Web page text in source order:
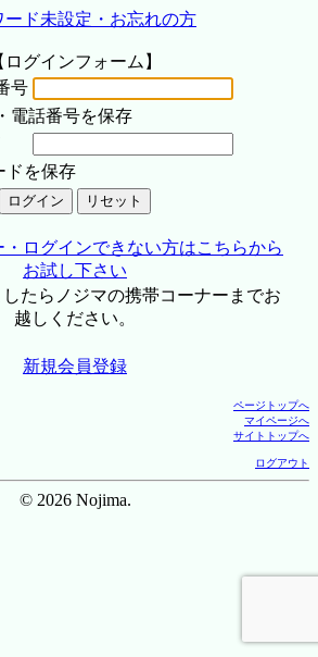
ード未設定・お忘れの方
ログインフォーム】
号
電話番号を保存
ドを保存
・ログインできない方はこちらから
お試し下さい
たらノジマの携帯コーナーまでお
越しください。
新規会員登録
ページトップへ
マイページへ
サイトトップへ
ログアウト
© 2026 Nojima.